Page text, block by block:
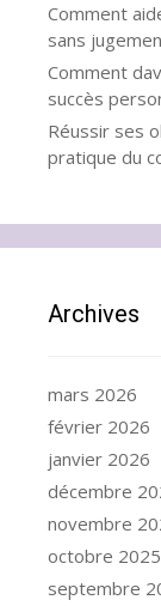
Comment
sans
Comment
succès
Réussir ses
pratique du
Archives
mars 2026
février 2026
janvier 2026
décembre
novembre
octobre 2025
septembre